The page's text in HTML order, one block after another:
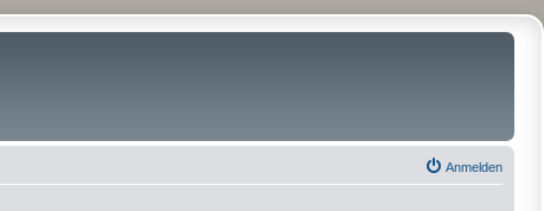
Anmelden